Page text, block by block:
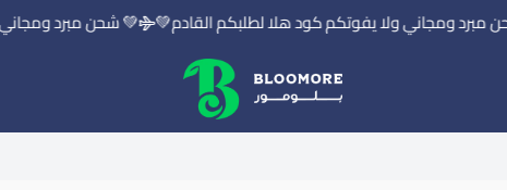
ومجاني ولا يفوتكم كود هلا لطلبكم القادم💚 💚 شحن مبرد ومجاني
بلومور | BLOOMORE